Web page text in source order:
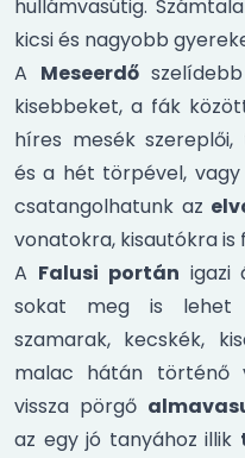
hullámvasútig.
kicsi és nagyobb
A Meseerdő
kisebbeket, a fák
híres mesék szereplői,
és a hét törpével, vagy
csatangolhatunk az
vonatokra, kisautókra is
A Falusi portán igazi
sokat meg is lehet
szamarak, kecskék,
malac hátán történő
vissza pörgő
az egy jó tanyához illik